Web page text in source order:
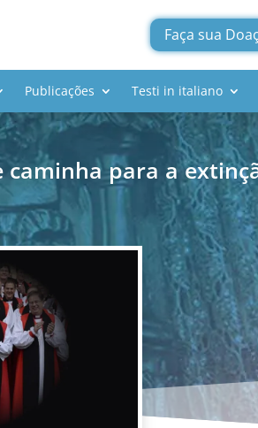
Faça sua
Publicações Testi in italiano
caminha para a